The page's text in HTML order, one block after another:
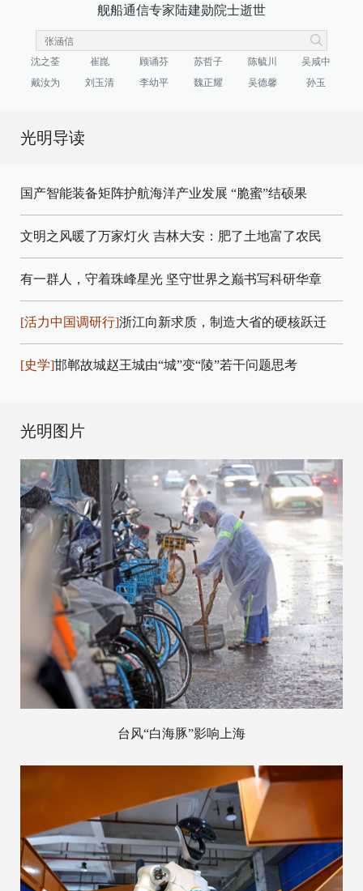
舰船通信专家陆建勋院士逝世
沈之荃 崔崑 顾诵芬 苏哲子 陈毓川
吴咸中
戴汝为
刘玉清 李幼平 魏正耀 吴德馨 孙玉
光明导读
国产智能装备矩阵护航海洋产业发展 “脆蜜”结硕果
文明之风暖了万家灯火 吉林大安：肥了土地富了农民
有一群人，守着珠峰星光 坚守世界之巅书写科研华章
[活力中国调研行]浙江向新求质，制造大省的硬核跃迁
[史学]邯郸故城赵王城由“城”变“陵”若干问题思考
光明图片
台风“白海豚”影响上海